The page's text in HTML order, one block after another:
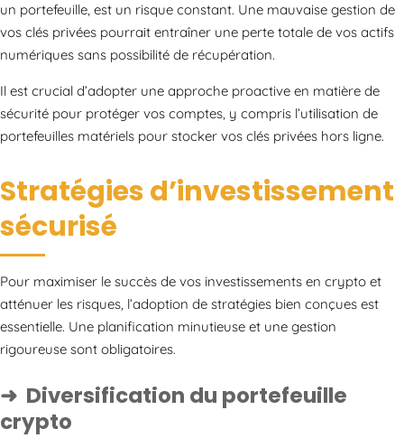
un portefeuille, est un risque constant. Une mauvaise gestion de
vos clés privées pourrait entraîner une perte totale de vos actifs
numériques sans possibilité de récupération.
Il est crucial d’adopter une approche proactive en matière de
sécurité pour protéger vos comptes, y compris l’utilisation de
portefeuilles matériels pour stocker vos clés privées hors ligne.
Stratégies d’investissement
sécurisé
Pour maximiser le succès de vos investissements en crypto et
atténuer les risques, l’adoption de stratégies bien conçues est
essentielle. Une planification minutieuse et une gestion
rigoureuse sont obligatoires.
Diversification du portefeuille
crypto